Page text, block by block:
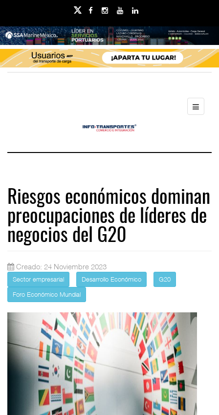
Riesgos económicos dominan
preocupaciones de líderes de
negocios del G20
Creado: 24 Noviembre 2023
Sector empresarial Desarrollo Económico
G20
Foro Económico Mundial